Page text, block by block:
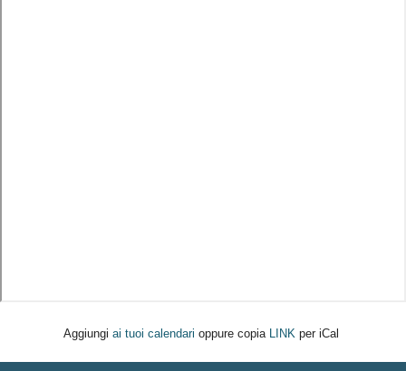
Aggiungi ai tuoi calendari oppure copia LINK per iCal